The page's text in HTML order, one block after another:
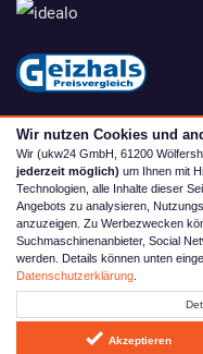
Alle Preise inkl.
Wir nutzen Cookies und
Wir (ukw24 GmbH, 61200
jederzeit möglich) um Ihnen mit
Technologien, alle Inhalte dieser
Angebots zu analysieren,
anzuzeigen. Zu Werbezwecken
Suchmaschinenanbieter, Social
werden. Details können unten
Datenschutzerklärung
Akzeptieren